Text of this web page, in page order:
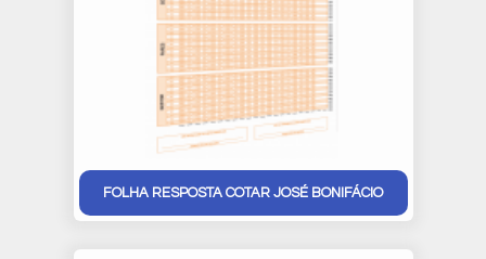
FOLHA RESPOSTA COTAR JOSÉ BONIFÁCIO